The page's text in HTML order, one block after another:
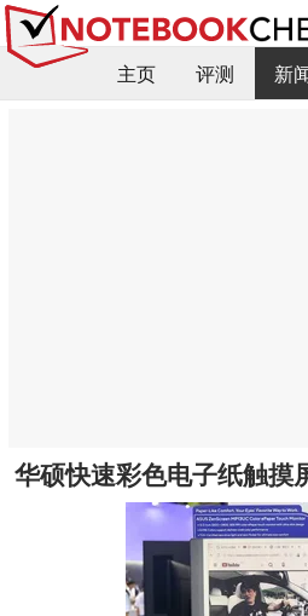
主页 评测
新
华硕快速彩色电子纸触摸